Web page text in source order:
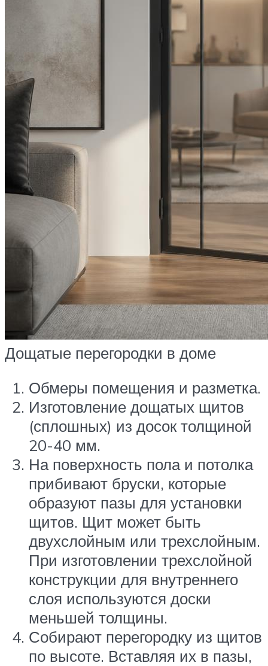
Дощатые перегородки в доме
Обмеры помещения и разметка.
Изготовление дощатых щитов
(сплошных) из досок толщиной
20-40 мм.
На поверхность пола и потолка
прибивают бруски, которые
образуют пазы для установки
щитов. Щит может быть
двухслойным или трехслойным.
При изготовлении трехслойной
конструкции для внутреннего
слоя используются доски
меньшей толщины.
Собирают перегородку из щитов
по высоте. Вставляя их в пазы,